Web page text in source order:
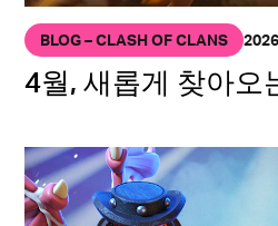
BLOG – CLASH OF CLANS
4월, 새롭게 찾아오